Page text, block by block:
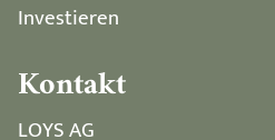
Investieren
Kontakt
LOYS AG